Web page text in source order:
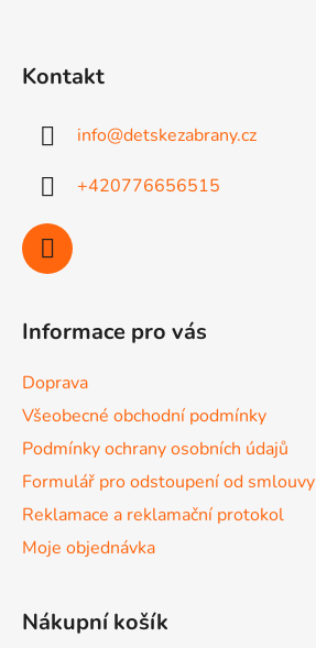
Kontakt
info@detskezabrany.cz
+420776656515
Informace pro vás
Doprava
Všeobecné obchodní podmínky
Podmínky ochrany osobních údajů
Formulář pro odstoupení od smlouvy
Reklamace a reklamační protokol
Moje objednávka
Nákupní košík